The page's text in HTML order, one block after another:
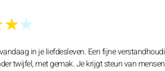
★
in je liefdesleven. Een fijne
twijfel, met gemak. Je krijgt steun van